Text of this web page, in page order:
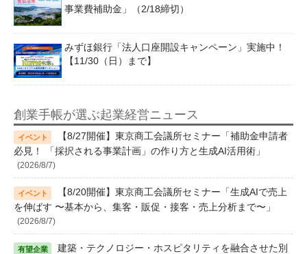
事業費補助金」（2/18締切）
みずほ銀行「法人口座開設キャンペーン」実施中！
【11/30（日）まで】
創業手帳が選ぶ起業経営ニュース
【8/27開催】東京商工会議所セミナー「補助金申請者
必見！ 「採択される事業計画」の作り方と生成AI活用術」
(2026/8/7)
【8/20開催】東京商工会議所セミナー「生成AIで売上
を伸ばす 〜基本から、集客・販促・接客・売上分析まで〜」
(2026/8/7)
建築・テクノロジー・ホスピタリティを融合させた別